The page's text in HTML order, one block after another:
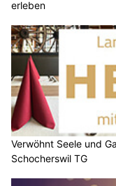
erleben
Verwöhnt Seele und
Schocherswil TG